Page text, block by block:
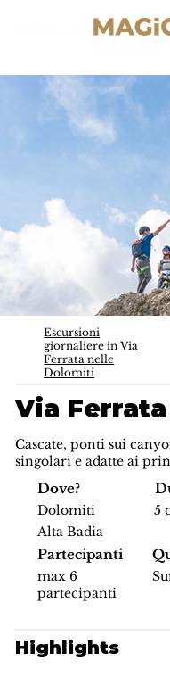
Escursioni
giornaliere in Via
Ferrata nelle
Dolomiti
Via
Cascate, ponti sui
singolari e adatte ai
Dove?
Dolomiti
Alta Badia
5
Partecipanti
max 6
partecipanti
Highlights